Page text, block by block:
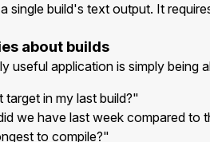
single build's text output. It
about builds
useful application is simply being
in my last build?"
we have last week compared to
to compile?"